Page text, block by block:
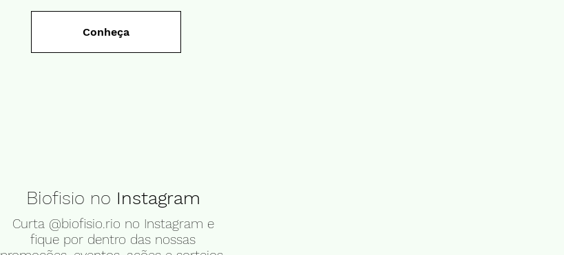
Conheça
Biofisio no Instagram
Curta @biofisio.rio no Instagram e
fique por dentro das nossas